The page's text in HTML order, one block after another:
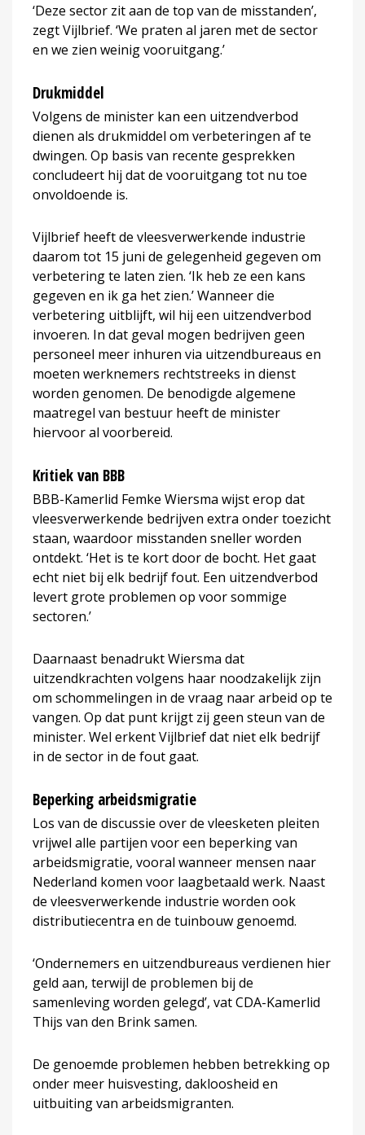
‘Deze sector zit aan de top van de misstanden’,
zegt Vijlbrief. ‘We praten al jaren met de sector
en we zien weinig vooruitgang.’
Drukmiddel
Volgens de minister kan een uitzendverbod
dienen als drukmiddel om verbeteringen af te
dwingen. Op basis van recente gesprekken
concludeert hij dat de vooruitgang tot nu toe
onvoldoende is.
Vijlbrief heeft de vleesverwerkende industrie
daarom tot 15 juni de gelegenheid gegeven om
verbetering te laten zien. ‘Ik heb ze een kans
gegeven en ik ga het zien.’ Wanneer die
verbetering uitblijft, wil hij een uitzendverbod
invoeren. In dat geval mogen bedrijven geen
personeel meer inhuren via uitzendbureaus en
moeten werknemers rechtstreeks in dienst
worden genomen. De benodigde algemene
maatregel van bestuur heeft de minister
hiervoor al voorbereid.
Kritiek van BBB
BBB-Kamerlid Femke Wiersma wijst erop dat
vleesverwerkende bedrijven extra onder toezicht
staan, waardoor misstanden sneller worden
ontdekt. ‘Het is te kort door de bocht. Het gaat
echt niet bij elk bedrijf fout. Een uitzendverbod
levert grote problemen op voor sommige
sectoren.’
Daarnaast benadrukt Wiersma dat
uitzendkrachten volgens haar noodzakelijk zijn
om schommelingen in de vraag naar arbeid op te
vangen. Op dat punt krijgt zij geen steun van de
minister. Wel erkent Vijlbrief dat niet elk bedrijf
in de sector in de fout gaat.
Beperking arbeidsmigratie
Los van de discussie over de vleesketen pleiten
vrijwel alle partijen voor een beperking van
arbeidsmigratie, vooral wanneer mensen naar
Nederland komen voor laagbetaald werk. Naast
de vleesverwerkende industrie worden ook
distributiecentra en de tuinbouw genoemd.
‘Ondernemers en uitzendbureaus verdienen hier
geld aan, terwijl de problemen bij de
samenleving worden gelegd’, vat CDA-Kamerlid
Thijs van den Brink samen.
De genoemde problemen hebben betrekking op
onder meer huisvesting, dakloosheid en
uitbuiting van arbeidsmigranten.